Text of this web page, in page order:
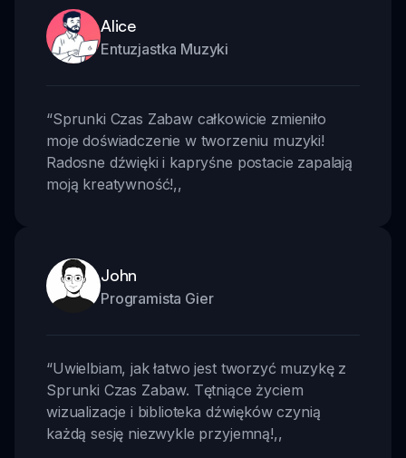
Alice
Entuzjastka Muzyki
“Sprunki Czas Zabaw całkowicie zmieniło
moje doświadczenie w tworzeniu muzyki!
Radosne dźwięki i kapryśne postacie zapalają
moją kreatywność!,,
John
Programista Gier
“Uwielbiam, jak łatwo jest tworzyć muzykę z
Sprunki Czas Zabaw. Tętniące życiem
wizualizacje i biblioteka dźwięków czynią
każdą sesję niezwykle przyjemną!,,